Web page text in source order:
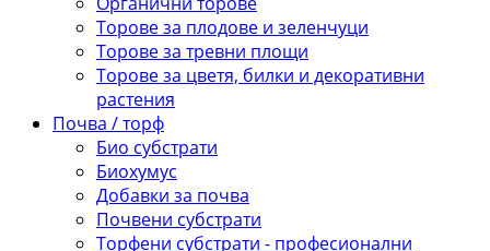
Торове за плодове и зеленчуци
Торове за тревни площи
Торове за цветя, билки и декоративни
растения
Почва / торф
Био субстрати
Биохумус
Добавки за почва
Почвени субстрати
Торфени субстрати - професионални